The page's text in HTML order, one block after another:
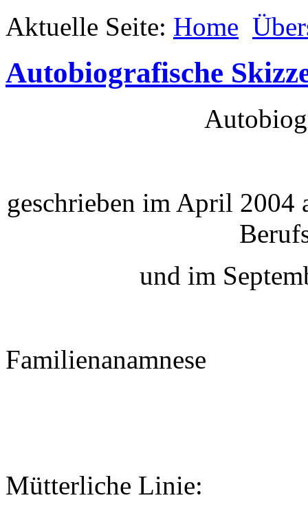
Aktuelle Seite: Home
Autobiografische
geschrieben im April 2004
und im
Familienanamnese
Mütterliche Linie: